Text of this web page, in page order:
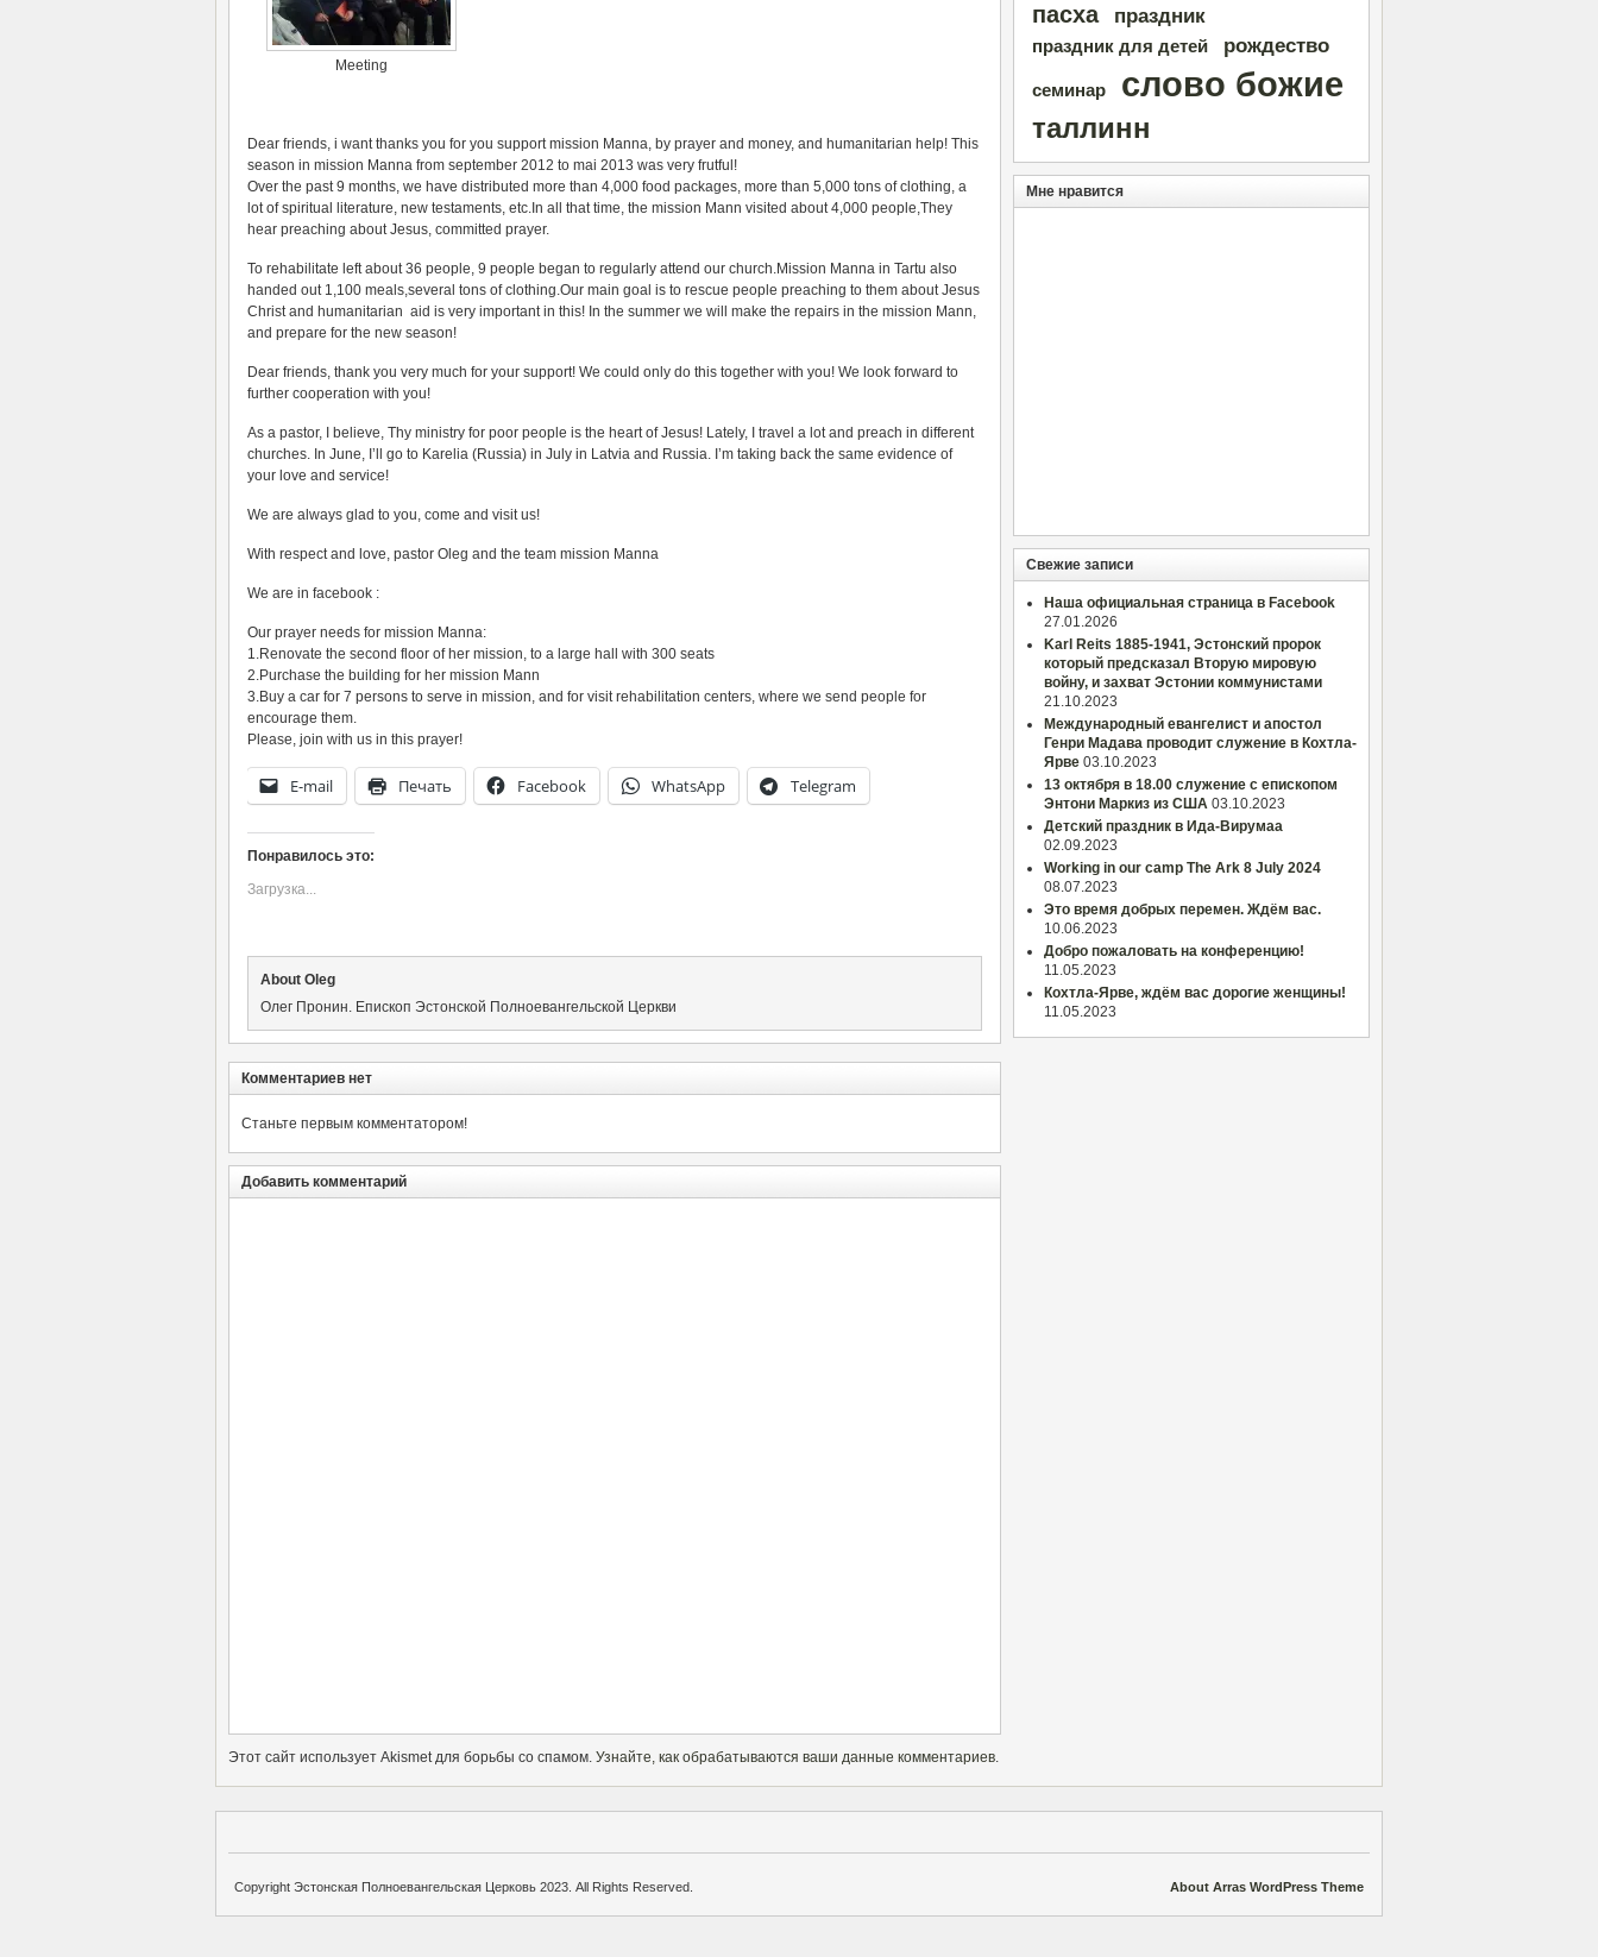
Meeting
Dear friends, i want thanks you for you support mission Manna, by prayer and money, and humanitarian help! This
season in mission Manna from september 2012 to mai 2013 was very frutful!
Over the past 9 months, we have distributed more than 4,000 food packages, more than 5,000 tons of clothing, a
lot of spiritual literature, new testaments, etc.In all that time, the mission Mann visited about 4,000 people,They
hear preaching about Jesus, committed prayer.
To rehabilitate left about 36 people, 9 people began to regularly attend our church.Mission Manna in Tartu also
handed out 1,100 meals,several tons of clothing.Our main goal is to rescue people preaching to them about Jesus
Christ and humanitarian aid is very important in this! In the summer we will make the repairs in the mission Mann,
and prepare for the new season!
Dear friends, thank you very much for your support! We could only do this together with you! We look forward to
further cooperation with you!
As a pastor, I believe, Thу ministry for poor people is the heart of Jesus! Lately, I travel a lot and preach in different
churches. In June, I’ll go to Karelia (Russia) in July in Latvia and Russia. I’m taking back the same evidence of
your love and service!
We are always glad to you, come and visit us!
With respect and love, pastor Oleg and the team mission Manna
We are in facebook :
Our prayer needs for mission Manna:
1.Renovate the second floor of her mission, to a large hall with 300 seats
2.Purchase the building for her mission Mann
3.Buy a car for 7 persons to serve in mission, and for visit rehabilitation centers, where we send people for
encourage them.
Please, join with us in this prayer!
E-mail Печать Facebook WhatsApp Telegram
Понравилось это:
Загрузка...
About Oleg
Олег Пронин. Епископ Эстонской Полноевангельской Церкви
Комментариев нет
Станьте первым комментатором!
Добавить комментарий
Этот сайт использует Akismet для борьбы со спамом. Узнайте, как обрабатываются ваши данные комментариев.
пасха праздник
праздник для детей рождество
семинар слово божие
таллинн
Мне нравится
Свежие записи
Наша официальная страница в Facebook
27.01.2026
Karl Reits 1885-1941, Эстонский пророк
который предсказал Вторую мировую
войну, и захват Эстонии коммунистами
21.10.2023
Международный евангелист и апостол
Генри Мадава проводит служение в Кохтла-
Ярве 03.10.2023
13 октября в 18.00 служение с епископом
Энтони Маркиз из США 03.10.2023
Детский праздник в Ида-Вирумаа
02.09.2023
Working in our camp The Ark 8 July 2024
08.07.2023
Это время добрых перемен. Ждём вас.
10.06.2023
Добро пожаловать на конференцию!
11.05.2023
Кохтла-Ярве, ждём вас дорогие женщины!
11.05.2023
About Arras WordPress Theme
Copyright Эстонская Полноевангельская Церковь 2023. All Rights Reserved.